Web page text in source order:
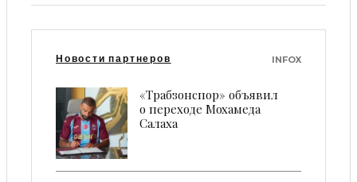
Новости партнеров INFOX
«Трабзонспор» объявил
о переходе Мохамеда
Салаха